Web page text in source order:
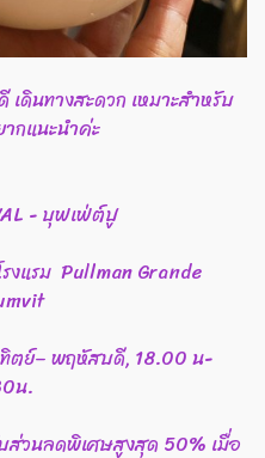
นทางสะดวก เหมาะสำหรับ
กแนะนำค่ะ
- บุฟเฟ่ต์ปู
งแรม Pullman Grande
ทิตย์– พฤหัสบดี, 18.00 น-
น.
ส่วนลดพิเศษสูงสุด 50% เมื่อ